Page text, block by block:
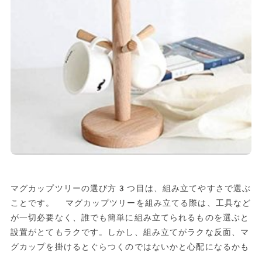
マグカップツリーの選び方3つ目は、組み立てやすさで選ぶ
ことです。 マグカップツリーを組み立てる際は、工具など
が一切必要なく、誰でも簡単に組み立てられるものを選ぶと
設置がとてもラクです。しかし、組み立てがラクな反面、マ
グカップを掛けるとぐらつくのではないかと心配になるかも